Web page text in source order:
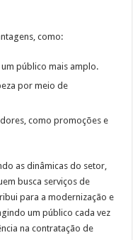
como:
público mais amplo.
por meio de
como promoções e
as dinâmicas do setor,
busca serviços de
para a modernização e
um público cada vez
na contratação de